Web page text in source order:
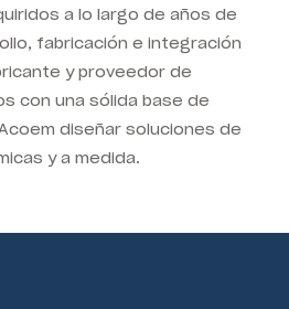
a lo largo de años de
fabricación e integración
y proveedor de
con una sólida base de
diseñar soluciones de
y a medida.